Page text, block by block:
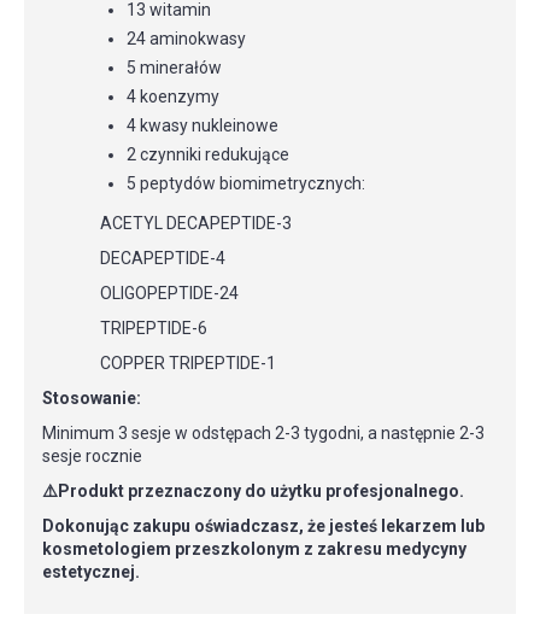
13 witamin
24 aminokwasy
5 minerałów
4 koenzymy
4 kwasy nukleinowe
2 czynniki redukujące
5 peptydów biomimetrycznych:
ACETYL DECAPEPTIDE-3
DECAPEPTIDE-4
OLIGOPEPTIDE-24
TRIPEPTIDE-6
COPPER TRIPEPTIDE-1
Stosowanie:
Minimum 3 sesje w odstępach 2-3 tygodni, a następnie 2-3
sesje rocznie
⚠️Produkt przeznaczony do użytku profesjonalnego.
Dokonując zakupu oświadczasz, że jesteś lekarzem lub
kosmetologiem przeszkolonym z zakresu medycyny
estetycznej.